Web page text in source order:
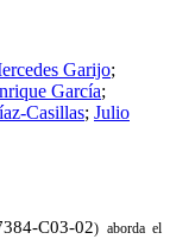
Garijo;
García;
Casillas; Julio
C03-02) aborda el